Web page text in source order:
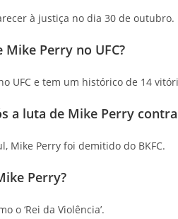
à justiça no dia 30 de outubro.
Perry no UFC?
UFC e tem um histórico de 14
a luta de Mike Perry contra
Mike Perry foi demitido do BKFC.
Perry?
o ‘Rei da Violência’.